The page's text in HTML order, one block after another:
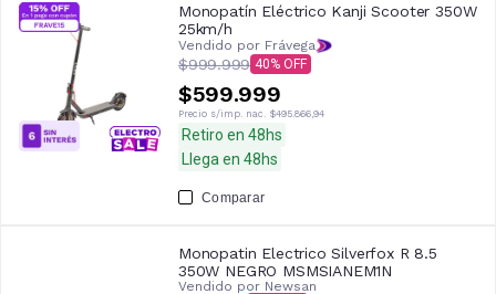
Monopatín Eléctrico Kanji Scooter 350W
25km/h
Vendido por Frávega
$999.999 40
$599.999
Precio s/imp. nac. $495.866,94
Retiro en 48hs
Llega en 48hs
Comparar
Monopatin Electrico Silverfox R 8.5
350W NEGRO MSMSIANEM1N
Vendido por Newsan